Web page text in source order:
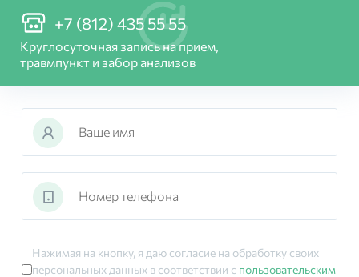
+7 (812) 435 55 55
Круглосуточная запись на прием,
травмпункт и забор анализов
Нажимая на кнопку, я даю согласие на обработку своих
персональных данных в соответствии с пользовательским